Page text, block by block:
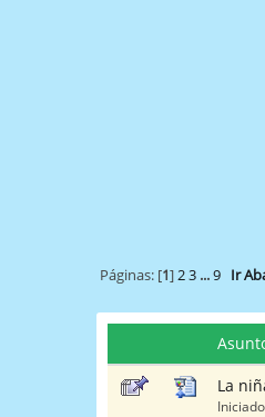
Páginas: [1]2 3 ...9 Ir
La